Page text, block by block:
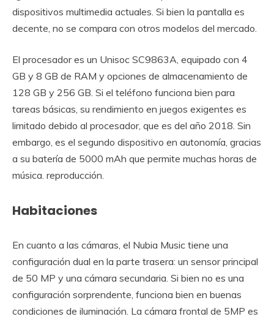
dispositivos multimedia actuales. Si bien la pantalla es
decente, no se compara con otros modelos del mercado.
El procesador es un Unisoc SC9863A, equipado con 4
GB y 8 GB de RAM y opciones de almacenamiento de
128 GB y 256 GB. Si el teléfono funciona bien para
tareas básicas, su rendimiento en juegos exigentes es
limitado debido al procesador, que es del año 2018. Sin
embargo, es el segundo dispositivo en autonomía, gracias
a su batería de 5000 mAh que permite muchas horas de
música. reproducción.
Habitaciones
En cuanto a las cámaras, el Nubia Music tiene una
configuración dual en la parte trasera: un sensor principal
de 50 MP y una cámara secundaria. Si bien no es una
configuración sorprendente, funciona bien en buenas
condiciones de iluminación. La cámara frontal de 5MP es